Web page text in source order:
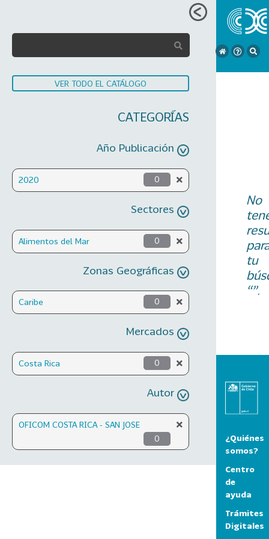
VER TODO EL CATÁLOGO
CATEGORÍAS
Año Publicación
2020 0
Sectores
Alimentos del Mar 0
Zonas Geográficas
Caribe 0
Mercados
Costa Rica 0
Autor
OFICOM COSTA RICA - SAN JOSE
0
No
tu
“”.
¿Quiénes
somos?
Centro
de
ayuda
Trámites
Digitales